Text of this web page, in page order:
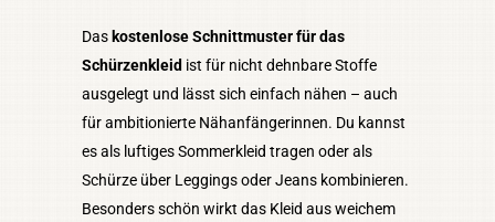
Das kostenlose Schnittmuster für das
Schürzenkleid ist für nicht dehnbare Stoffe
ausgelegt und lässt sich einfach nähen – auch
für ambitionierte Nähanfängerinnen. Du kannst
es als luftiges Sommerkleid tragen oder als
Schürze über Leggings oder Jeans kombinieren.
Besonders schön wirkt das Kleid aus weichem